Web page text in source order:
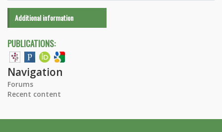
Additional information
PUBLICATIONS:
Navigation
Forums
Recent content